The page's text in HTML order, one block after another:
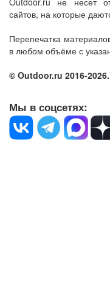
сайтов, на которые
Перепечатка
в любом объёме с
© Outdoor.ru 2016-
Мы в соцсетях: